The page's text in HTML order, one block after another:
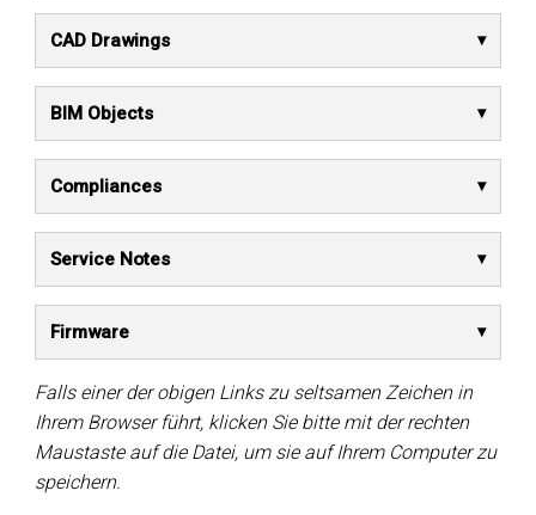
CAD Drawings
BIM Objects
Compliances
Service Notes
Firmware
Falls einer der obigen Links zu seltsamen Zeichen in
Ihrem Browser führt, klicken Sie bitte mit der rechten
Maustaste auf die Datei, um sie auf Ihrem Computer zu
speichern.